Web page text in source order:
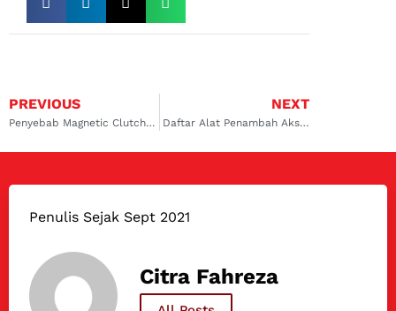
PREVIOUS
Penyebab Magnetic Clutch atau Pulley AC Mobil Bunyi
NEXT
Daftar Alat Penambah Akselerasi Mobil Terbaik di Indonesia
Penulis Sejak Sept 2021
Citra Fahreza